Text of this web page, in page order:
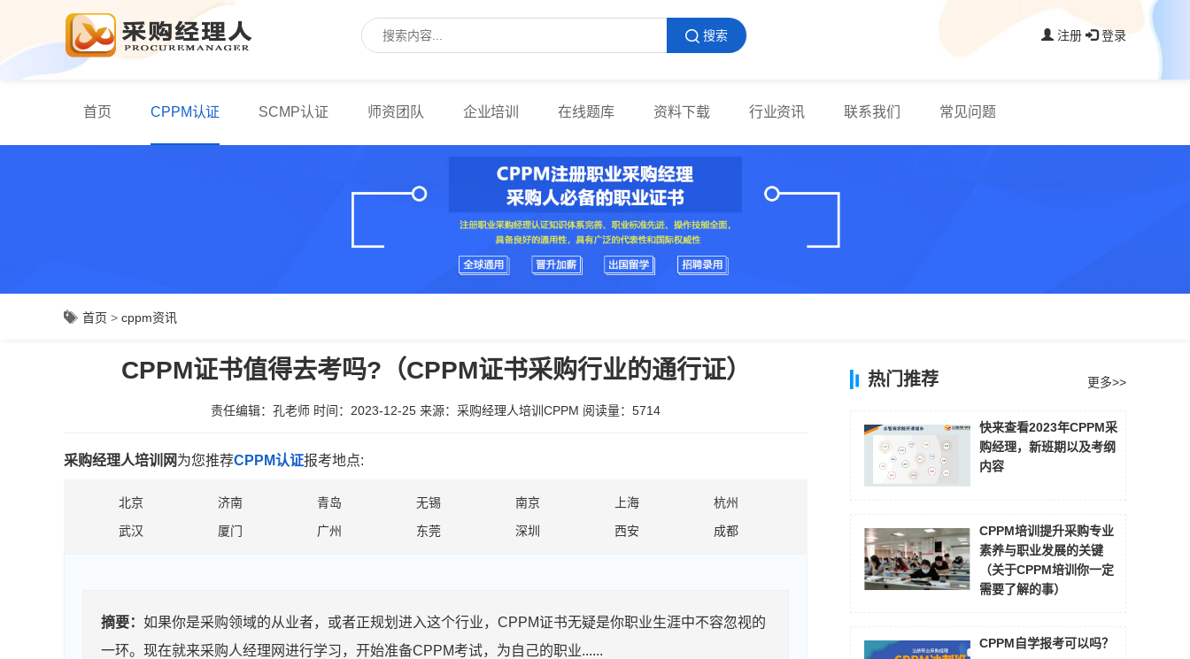
搜索 注册 登录
首页 CPPM认证 SCMP认证 师资团队 企业培训 在线题库 资料下载 行业资讯 联系我们 常见问题
首页 > cppm资讯
CPPM证书值得去考吗?（CPPM证书采购行业的通行证）
责任编辑：孔老师 时间：2023-12-25 来源： 采购经理人培训CPPM 阅读量：5714
采购经理人培训网为您推荐CPPM认证报考地点:
北京 济南 青岛 无锡 南京 上海
杭州
武汉
厦门 广州 东莞 深圳 西安 成都
摘要： 如果你是采购领域的从业者，或者正规划进入这个行业，CPPM证书无疑是你职业生涯中不容忽视的
一环。现在就来采购人经理网进行学习，开始准备CPPM考试，为自己的职业......
热门推荐 更多>>
快来查看2023年CPPM采
购经理，新班期以及考纲
内容
CPPM培训提升采购专业
素养与职业发展的关键
（关于CPPM培训你一定
需要了解的事）
CPPM自学报考可以吗？